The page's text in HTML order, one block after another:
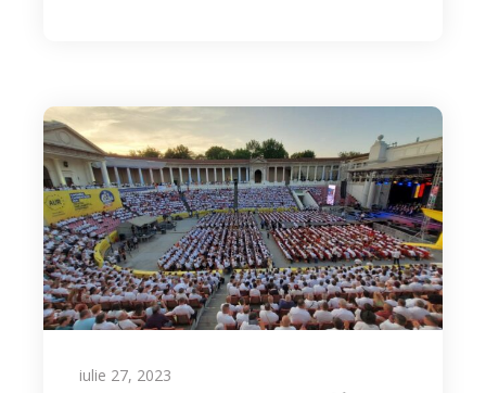
iulie 27, 2023